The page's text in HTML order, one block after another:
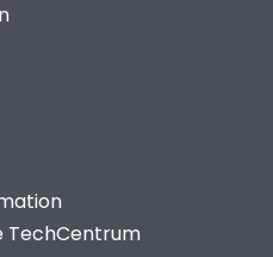
TechCentrum